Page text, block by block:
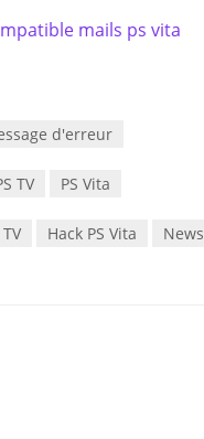
d'erreur
TV PS Vita
Hack PS Vita News